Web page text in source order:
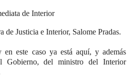
de Interior
de Justicia e Interior, Salome Pradas.
este caso ya está aquí, y además
Gobierno, del ministro del Interior